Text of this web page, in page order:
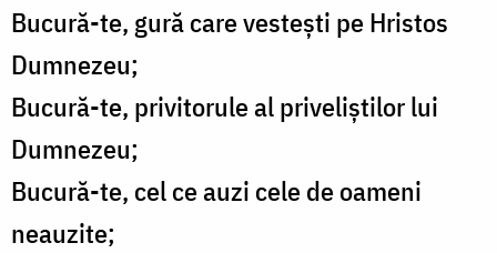
Bucură-te, gură care vesteşti pe Hristos
Dumnezeu;
Bucură-te, privitorule al priveliştilor lui
Dumnezeu;
Bucură-te, cel ce auzi cele de oameni
neauzite;